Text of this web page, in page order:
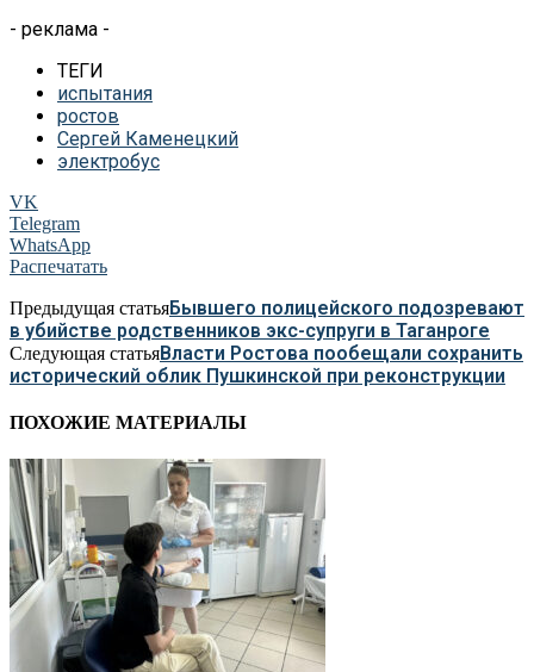
- реклама -
ТЕГИ
испытания
ростов
Сергей Каменецкий
электробус
VK
Telegram
WhatsApp
Распечатать
Предыдущая статьяБывшего полицейского подозревают
в убийстве родственников экс-супруги в Таганроге
Следующая статьяВласти Ростова пообещали сохранить
исторический облик Пушкинской при реконструкции
ПОХОЖИЕ МАТЕРИАЛЫ